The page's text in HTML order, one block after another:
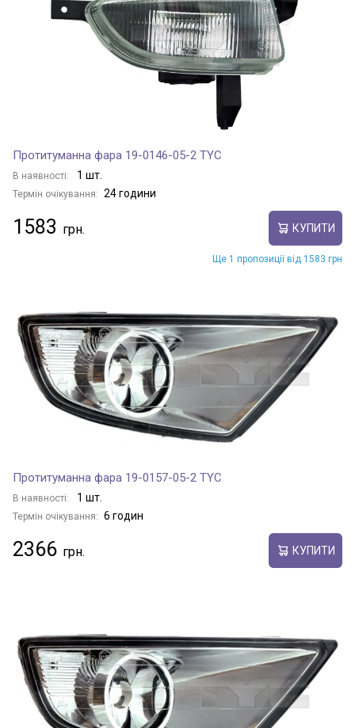
Протитуманна фара 19-0146-05-2 TYC
В наявності: 1 шт.
Термін очікування: 24 години
1583 КУПИТИ
Ще 1 пропозиції від 1583 грн
Протитуманна фара 19-0157-05-2 TYC
В наявності: 1 шт.
Термін очікування: 6 годин
2366 КУПИТИ